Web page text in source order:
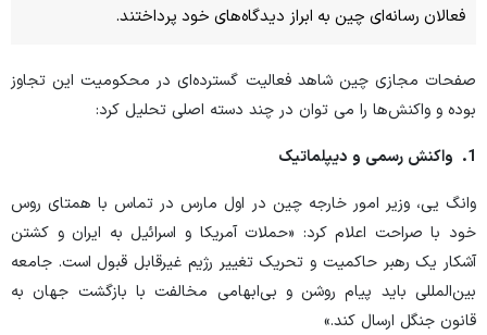
فعالان رسانه‌ای چین به ابراز دیدگاه‌های خود پرداختند.
صفحات مجازی چین شاهد فعالیت گسترده‌ای در محکومیت این تجاوز
بوده و واکنش‌ها را می ‌توان در چند دسته اصلی تحلیل کرد:
1
. واکنش رسمی و دیپلماتیک
وانگ یی، وزیر امور خارجه چین در اول مارس در تماس با همتای روس
خود با صراحت اعلام کرد: «حملات آمریکا و اسرائیل به ایران و کشتن
آشکار یک رهبر حاکمیت و تحریک تغییر رژیم غیرقابل قبول است. جامعه
بین‌المللی باید پیام روشن و بی‌ابهامی مخالفت با بازگشت جهان به
قانون جنگل ارسال کند.»